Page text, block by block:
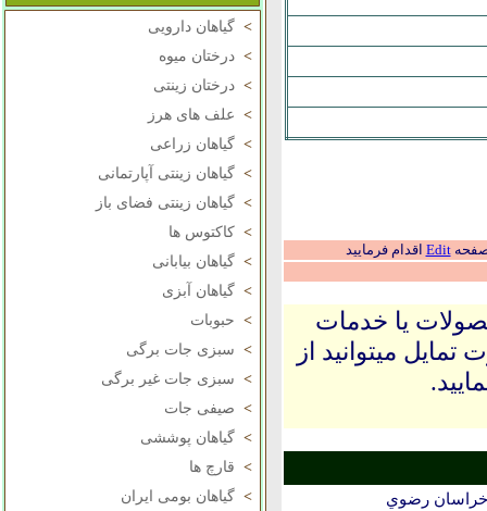
> گیاهان دارویی
> درختان میوه
> درختان زینتی
> علف های هرز
> گیاهان زراعی
> گیاهان زینتی آپارتمانی
> گیاهان زینتی فضای باز
> کاکتوس ها
> گیاهان بیابانی
> گیاهان آبزی
> حبوبات
> سبزی جات برگی
> سبزی جات غیر برگی
> صیفی جات
> گیاهان پوششی
> قارچ ها
> گیاهان بومی ایران
صفحهEdit اقدام فرمایید
یا خدمات
میتوانید از
رضوي